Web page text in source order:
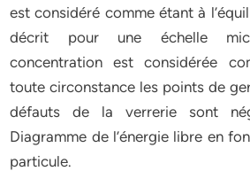
est considéré comme étant à
décrit pour une échelle
concentration est considérée
toute circonstance les points de
défauts de la verrerie sont
Diagramme de l’énergie libre en
particule.